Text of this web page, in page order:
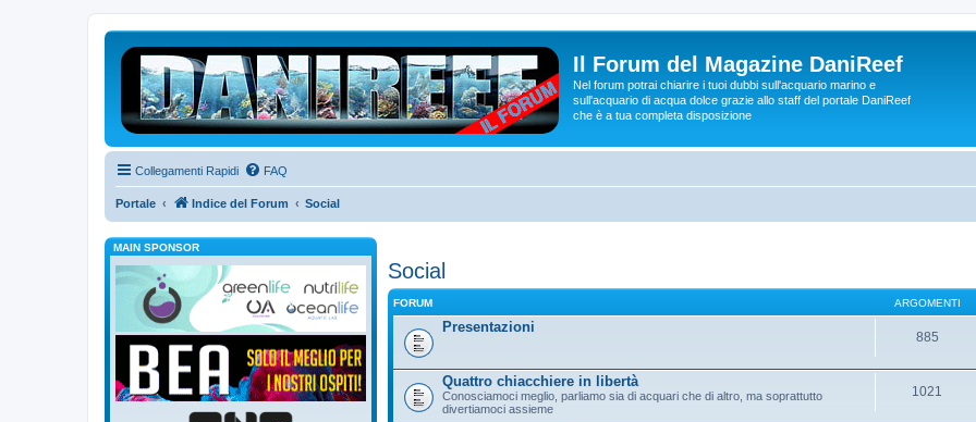
Il Forum del Magazine DaniReef
Nel forum potrai chiarire i tuoi dubbi sull'acquario marino e
sull'acquario di acqua dolce grazie allo staff del portale DaniReef
che è a tua completa disposizione
Collegamenti Rapidi FAQ
Portale Indice del Forum Social
Social
FORUM ARGOMENTI
Presentazioni
885
Quattro chiacchiere in libertà
Conosciamoci meglio, parliamo sia di acquari che di altro, ma soprattutto
divertiamoci assieme
1021
MAIN SPONSOR